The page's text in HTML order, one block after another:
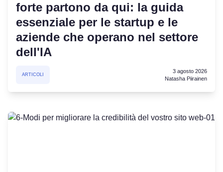
forte partono da qui: la guida
essenziale per le startup e le
aziende che operano nel settore
dell'IA
ARTICOLI
3 agosto 2026
Natasha Piirainen